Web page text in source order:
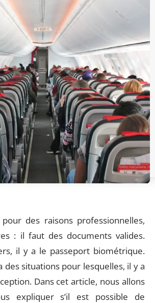
pour des raisons professionnelles,
: il faut des documents valides.
il y a le passeport biométrique.
des situations pour lesquelles, il y a
Dans cet article, nous allons
expliquer s’il est possible de